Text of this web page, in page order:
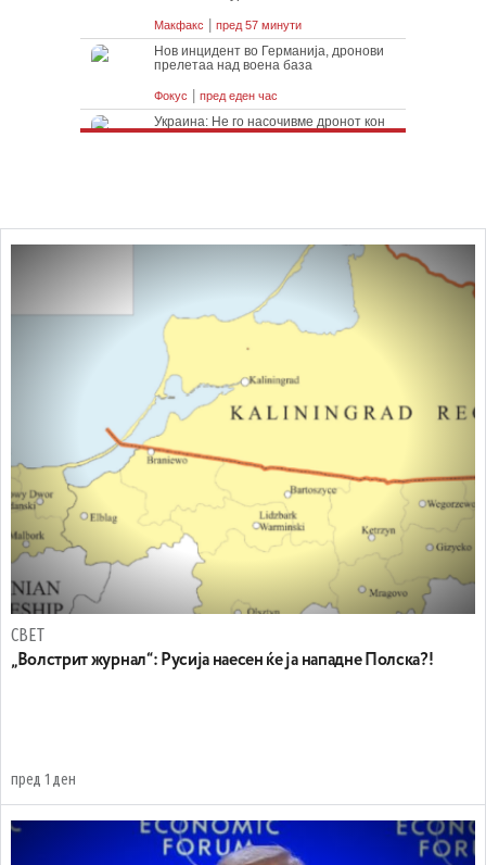
СВЕТ
„Волстрит журнал“: Русија наесен ќе ја нападне Полска?!
пред 1 ден